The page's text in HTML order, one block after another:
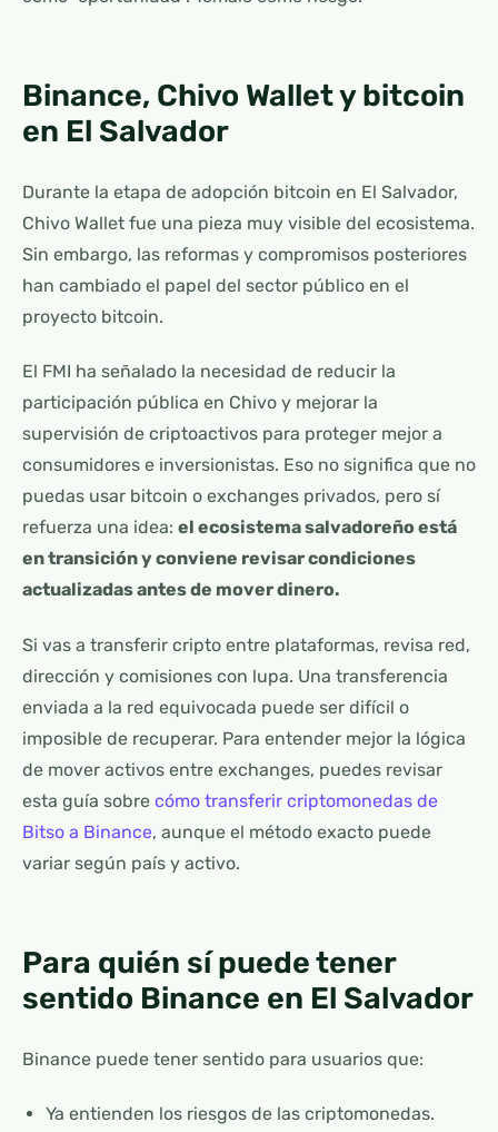
Binance, Chivo Wallet y bitcoin
en El Salvador
Durante la etapa de adopción bitcoin en El Salvador,
Chivo Wallet fue una pieza muy visible del ecosistema.
Sin embargo, las reformas y compromisos posteriores
han cambiado el papel del sector público en el
proyecto bitcoin.
El FMI ha señalado la necesidad de reducir la
participación pública en Chivo y mejorar la
supervisión de criptoactivos para proteger mejor a
consumidores e inversionistas. Eso no significa que no
puedas usar bitcoin o exchanges privados, pero sí
refuerza una idea: el ecosistema salvadoreño está
en transición y conviene revisar condiciones
actualizadas antes de mover dinero.
Si vas a transferir cripto entre plataformas, revisa red,
dirección y comisiones con lupa. Una transferencia
enviada a la red equivocada puede ser difícil o
imposible de recuperar. Para entender mejor la lógica
de mover activos entre exchanges, puedes revisar
esta guía sobre cómo transferir criptomonedas de
Bitso a Binance, aunque el método exacto puede
variar según país y activo.
Para quién sí puede tener
sentido Binance en El Salvador
Binance puede tener sentido para usuarios que:
Ya entienden los riesgos de las criptomonedas.